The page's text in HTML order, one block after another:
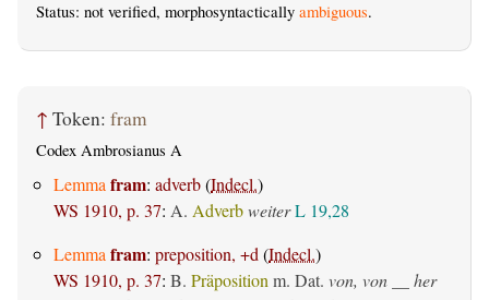
Status: not verified, morphosyntactically ambiguous.
↑ Token: fram
Codex Ambrosianus A
Lemma fram: adverb(Indecl.)
WS 1910, p. 37: A. AdverbweiterL 19,28
Lemma fram: preposition, +d (Indecl.)
WS 1910, p. 37: B. Präposition m. Dat. von, von __ her